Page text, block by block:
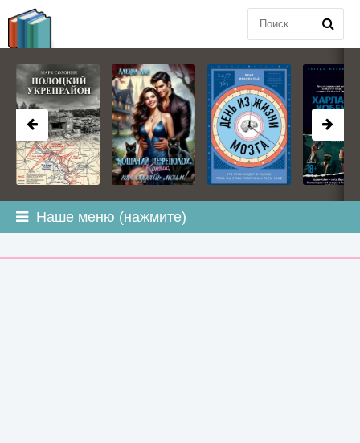
Наше меню (нажмите)
BOOKPLANETA.COM